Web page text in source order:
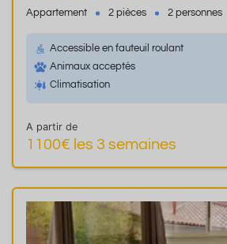
parking wifi chien accepté
Appartement 2 pièces 2 personnes
Accessible en fauteuil roulant
Animaux acceptés
Climatisation
A partir de
1100€ les 3 semaines